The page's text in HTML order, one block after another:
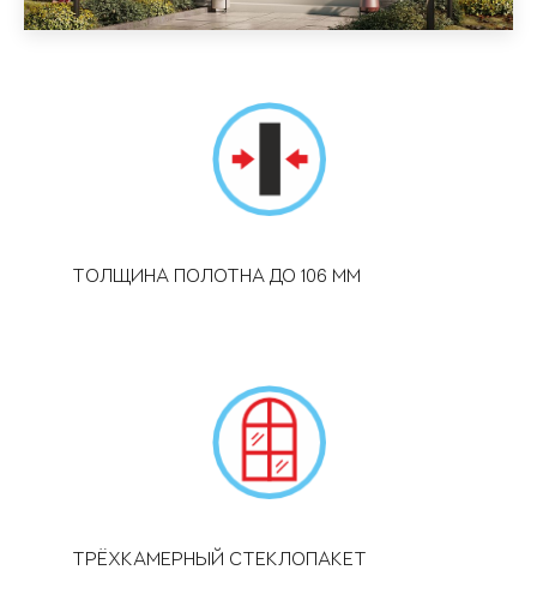
ТОЛЩИНА ПОЛОТНА ДО 106 ММ
ТРЁХКАМЕРНЫЙ СТЕКЛОПАКЕТ